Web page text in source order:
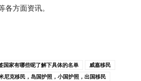
各方面资讯。
国家有哪些呢了解下具体的名单
威嘉移民
尼克移民，岛国护照，小国护照，出国移民